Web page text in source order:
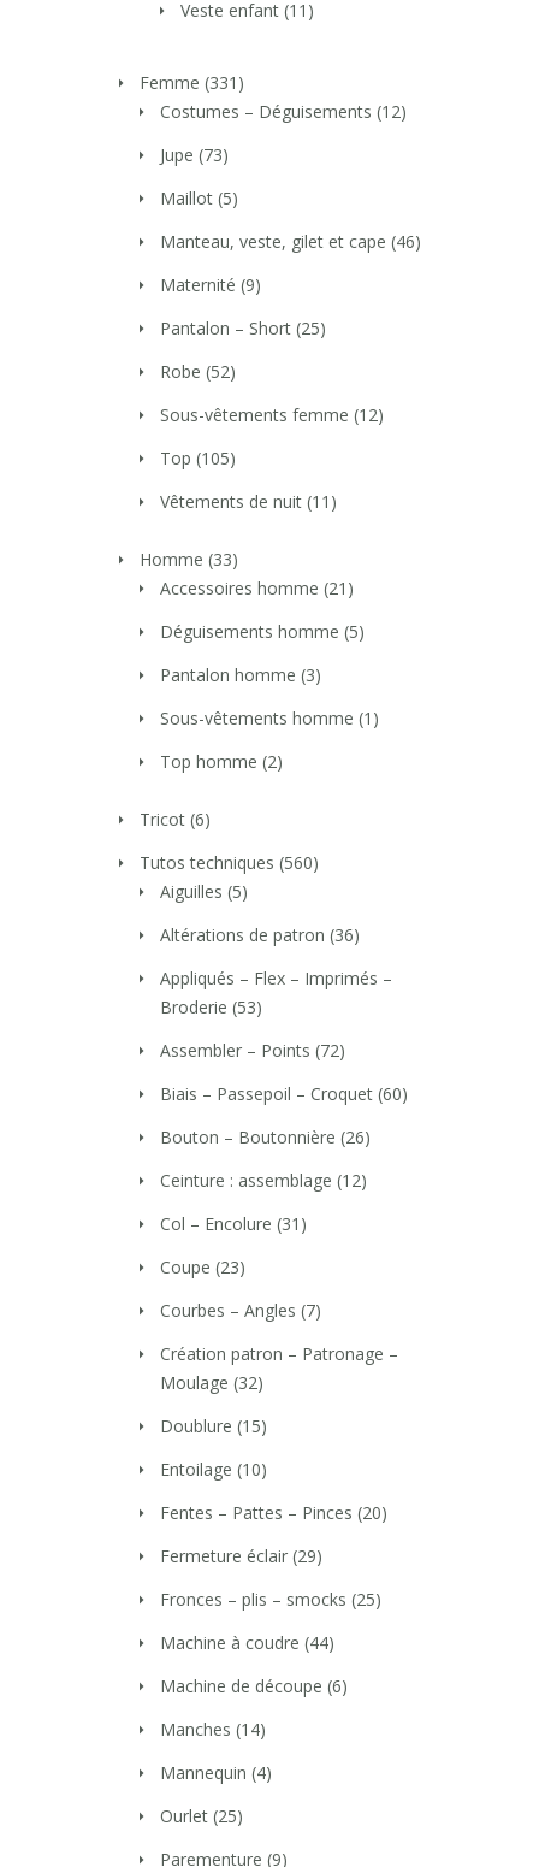
Veste enfant (11)
Femme (331)
Costumes – Déguisements (12)
Jupe (73)
Maillot (5)
Manteau, veste, gilet et cape (46)
Maternité (9)
Pantalon – Short (25)
Robe (52)
Sous-vêtements femme (12)
Top (105)
Vêtements de nuit (11)
Homme (33)
Accessoires homme (21)
Déguisements homme (5)
Pantalon homme (3)
Sous-vêtements homme (1)
Top homme (2)
Tricot (6)
Tutos techniques (560)
Aiguilles (5)
Altérations de patron (36)
Appliqués – Flex – Imprimés –
Broderie (53)
Assembler – Points (72)
Biais – Passepoil – Croquet (60)
Bouton – Boutonnière (26)
Ceinture : assemblage (12)
Col – Encolure (31)
Coupe (23)
Courbes – Angles (7)
Création patron – Patronage –
Moulage (32)
Doublure (15)
Entoilage (10)
Fentes – Pattes – Pinces (20)
Fermeture éclair (29)
Fronces – plis – smocks (25)
Machine à coudre (44)
Machine de découpe (6)
Manches (14)
Mannequin (4)
Ourlet (25)
Parementure (9)